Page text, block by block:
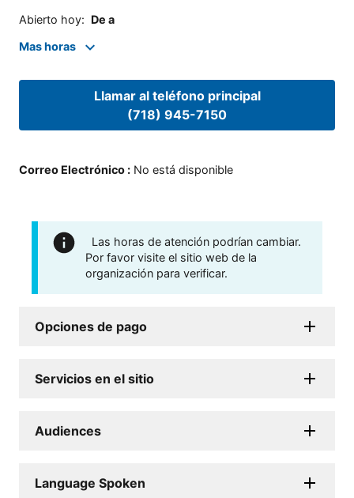
Abierto hoy: De a
Mas horas
Llamar al teléfono principal
(718) 945-7150
Correo Electrónico : No está disponible
Las horas de atención podrían cambiar.
Por favor visite el sitio web de la
organización para verificar.
Opciones de pago
Servicios en el sitio
Audiences
Language Spoken